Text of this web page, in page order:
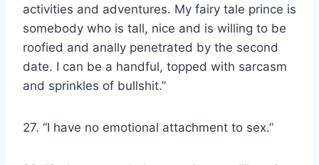
activities and adventures. My fairy tale prince is
somebody who is tall, nice and is willing to be
roofied and anally penetrated by the second
date. I can be a handful, topped with sarcasm
and sprinkles of bullshit.”
27. “I have no emotional attachment to sex.”